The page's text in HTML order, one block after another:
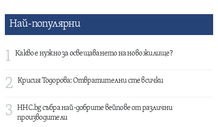
Най-популярни
1 Какво е нужно за освещаването на ново жилище?
2 Крисия Тодорова: Отвратителни сте всички
3
HHC.bg събра най-добрите вейпове от различни
производители